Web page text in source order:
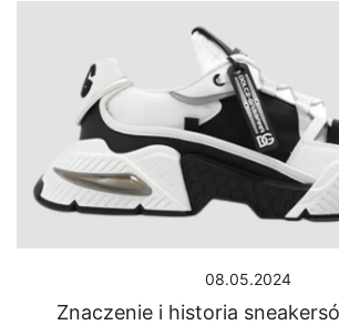
08.05.2024
Znaczenie i historia